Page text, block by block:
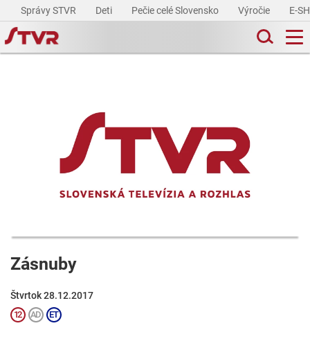
Správy STVR Deti Pečie celé Slovensko Výročie E-
Zásnuby
Štvrtok 28.12.2017